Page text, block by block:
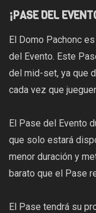
¡PASE DEL
El Domo Pachonc
del Evento. Este
del mid-set, ya que
cada vez que
El Pase del Evento
que solo estará
menor duración y
barato que el Pase
El Pase tendrá su